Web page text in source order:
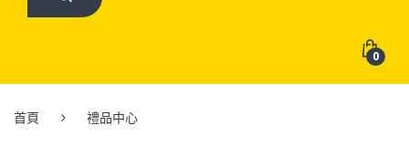
0
首頁 禮品中心